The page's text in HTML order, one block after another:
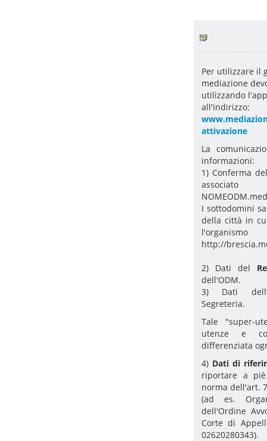
Per utilizzare il
mediazione
utilizzando
all'indirizzo:
attivazione
La
informazioni:
1) Conferma
I sottodomini
della città in
l'organismo
http://
2) Dati del
dell'ODM.
3) Dati dell’
Segreteria.
Tale "super-
utenze e
differenziata
4) Dati di
riportare a
norma dell'art.
(ad es.
dell'Ordine
Corte di
02620280343).